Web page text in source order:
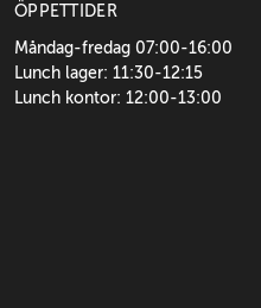
ÖPPETTIDER
Måndag-fredag 07:00-16:00
Lunch lager: 11:30-12:15
Lunch kontor: 12:00-13:00